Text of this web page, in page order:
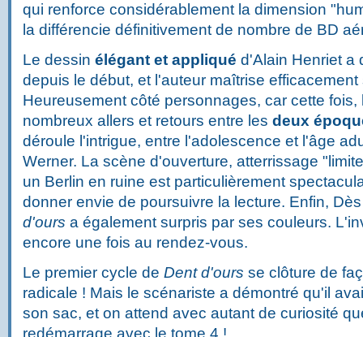
qui renforce considérablement la dimension
la différencie définitivement de nombre de BD
Le dessin élégant et appliqué d'Alain Henriet a
depuis le début, et l'auteur maîtrise efficacement
Heureusement côté personnages, car cette
nombreux allers et retours entre les deux
déroule l'intrigue, entre l'adolescence et l'âge
Werner. La scène d'ouverture, atterrissage
un Berlin en ruine est particulièrement
donner envie de poursuivre la lecture. Enfin,
d'ours a également surpris par ses couleurs.
encore une fois au rendez-vous.
Le premier cycle de Dent d'ours se clôture de
radicale ! Mais le scénariste a démontré qu'il
son sac, et on attend avec autant de curiosité
redémarrage avec le tome 4 !